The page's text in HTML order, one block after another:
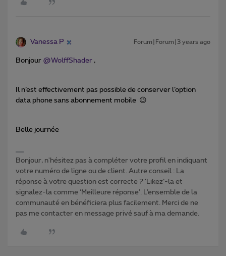
Vanessa P Forum|Forum|3 years ago
Bonjour @WolffShader ,
Il n’est effectivement pas possible de conserver l’option
data phone sans abonnement mobile 😉
Belle journée
Bonjour, n'hésitez pas à compléter votre profil en indiquant
votre numéro de ligne ou de client. Autre conseil : La
réponse à votre question est correcte ? ‘Likez’-la et
signalez-la comme ‘Meilleure réponse’. L’ensemble de la
communauté en bénéficiera plus facilement. Merci de ne
pas me contacter en message privé sauf à ma demande.